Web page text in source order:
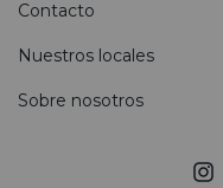
Contacto
Nuestros locales
Sobre nosotros